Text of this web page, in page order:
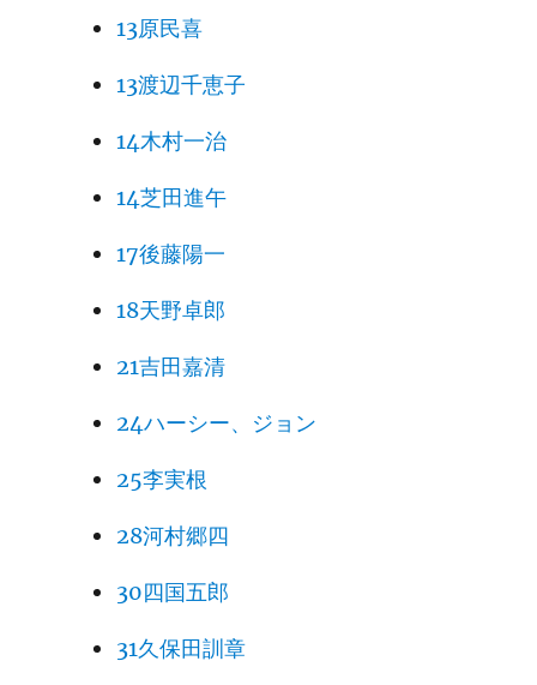
13原民喜
13渡辺千恵子
14木村一治
14芝田進午
17後藤陽一
18天野卓郎
21吉田嘉清
24ハーシー、ジョン
25李実根
28河村郷四
30四国五郎
31久保田訓章